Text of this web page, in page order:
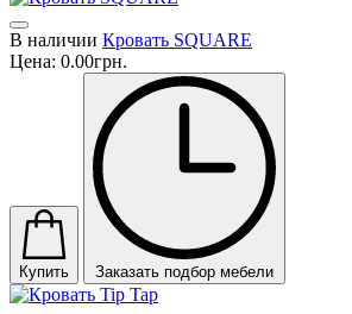
В наличии Кровать SQUARE
Цена: 0.00грн.
Купить Заказать подбор мебели